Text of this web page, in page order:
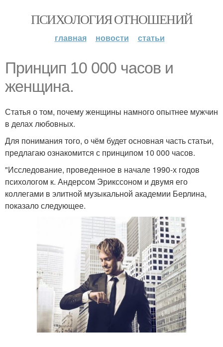
ПСИХОЛОГИЯ ОТНОШЕНИЙ
главная новости статьи
Принцип 10 000 часов и
женщина.
Статья о том, почему женщины намного опытнее мужчин
в делах любовных.
Для понимания того, о чём будет основная часть статьи,
предлагаю ознакомится с принципом 10 000 часов.
"Исследование, проведенное в начале 1990-х годов
психологом к. Андерсом Эрикссоном и двумя его
коллегами в элитной музыкальной академии Берлина,
показало следующее.